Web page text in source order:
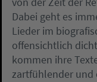
Dabei geht es
Lieder im
offensichtlich
kommen ihre
zartfühlender und